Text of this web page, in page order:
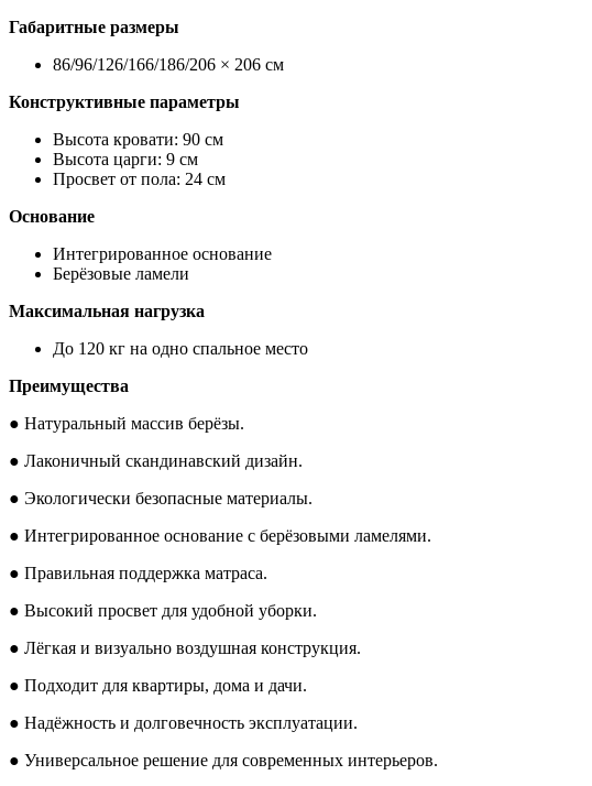
Габаритные размеры
86/96/126/166/186/206 × 206 см
Конструктивные параметры
Высота кровати: 90 см
Высота царги: 9 см
Просвет от пола: 24 см
Основание
Интегрированное основание
Берёзовые ламели
Максимальная нагрузка
До 120 кг на одно спальное место
Преимущества
● Натуральный массив берёзы.
● Лаконичный скандинавский дизайн.
● Экологически безопасные материалы.
● Интегрированное основание с берёзовыми ламелями.
● Правильная поддержка матраса.
● Высокий просвет для удобной уборки.
● Лёгкая и визуально воздушная конструкция.
● Подходит для квартиры, дома и дачи.
● Надёжность и долговечность эксплуатации.
● Универсальное решение для современных интерьеров.